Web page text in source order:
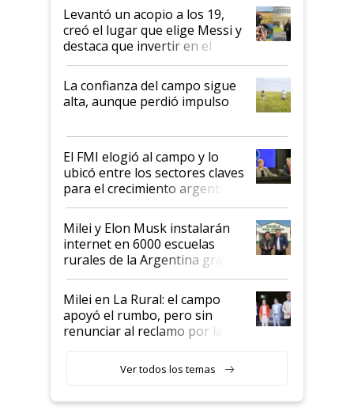
Levantó un acopio a los 19,
creó el lugar que elige Messi y
destaca que invertir en el
kirchnerismo era como "darle
plata a un hijo para droga":
Juan Félix Rossetti, el libertario
que de una dura crisis salió
de Milei
La confianza del campo sigue
alta, aunque perdió impulso
El FMI elogió al campo y lo
ubicó entre los sectores claves
para el crecimiento argentino
Milei y Elon Musk instalarán
internet en 6000 escuelas
rurales de la Argentina gracias
a un acuerdo con Starlink
Milei en La Rural: el campo
apoyó el rumbo, pero sin
renunciar al reclamo por las
Ver todos los temas